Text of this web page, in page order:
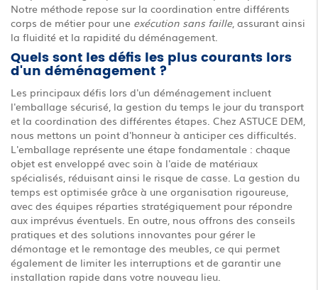
Notre méthode repose sur la coordination entre différents
corps de métier pour une exécution sans faille, assurant ainsi
la fluidité et la rapidité du déménagement.
Quels sont les défis les plus courants lors
d'un déménagement ?
Les principaux défis lors d'un déménagement incluent
l'emballage sécurisé, la gestion du temps le jour du transport
et la coordination des différentes étapes. Chez ASTUCE DEM,
nous mettons un point d'honneur à anticiper ces difficultés.
L'emballage représente une étape fondamentale : chaque
objet est enveloppé avec soin à l'aide de matériaux
spécialisés, réduisant ainsi le risque de casse. La gestion du
temps est optimisée grâce à une organisation rigoureuse,
avec des équipes réparties stratégiquement pour répondre
aux imprévus éventuels. En outre, nous offrons des conseils
pratiques et des solutions innovantes pour gérer le
démontage et le remontage des meubles, ce qui permet
également de limiter les interruptions et de garantir une
installation rapide dans votre nouveau lieu.